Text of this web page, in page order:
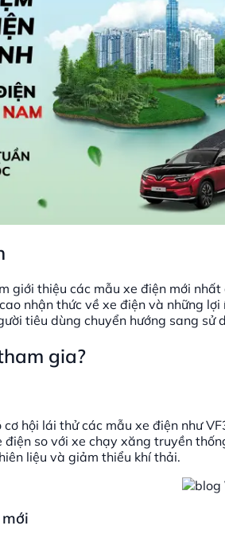
giới thiệu các mẫu xe điện mới
nhận thức về xe điện và những
tiêu dùng chuyển hướng sang
gia?
hội lái thử các mẫu xe điện như
so với xe chạy xăng truyền
liệu và giảm thiểu khí thải.